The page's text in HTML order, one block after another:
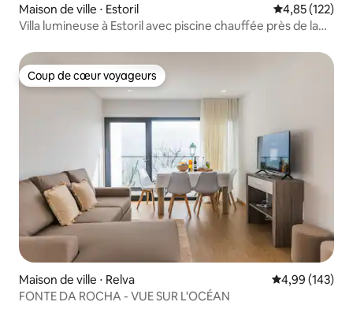
Maison de ville ⋅ Estoril Évaluation
4,85 (122)
Villa lumineuse à Estoril avec piscine chauffée près de la
Coup de cœur voyageurs
Coup de cœur voyageurs
Maison de ville ⋅ Relva Évaluation
4,99 (143)
FONTE DA ROCHA - VUE SUR L'OCÉAN